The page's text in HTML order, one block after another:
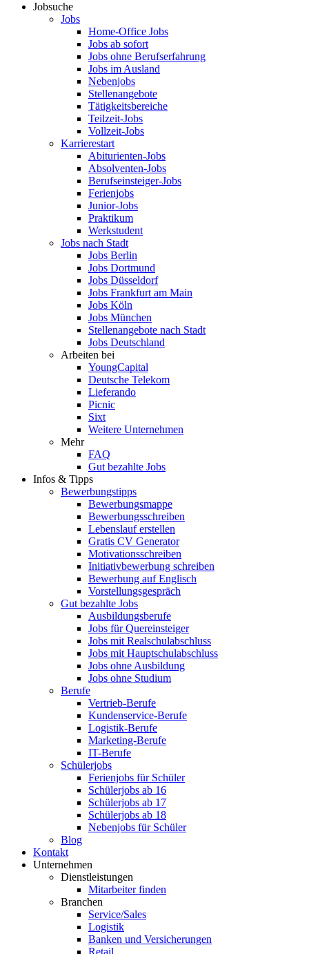
Jobsuche
Jobs
Home-Office Jobs
Jobs ab sofort
Jobs ohne Berufserfahrung
Jobs im Ausland
Nebenjobs
Stellenangebote
Tätigkeitsbereiche
Teilzeit-Jobs
Vollzeit-Jobs
Karrierestart
Abiturienten-Jobs
Absolventen-Jobs
Berufseinsteiger-Jobs
Ferienjobs
Junior-Jobs
Praktikum
Werkstudent
Jobs nach Stadt
Jobs Berlin
Jobs Dortmund
Jobs Düsseldorf
Jobs Frankfurt am Main
Jobs Köln
Jobs München
Stellenangebote nach Stadt
Jobs Deutschland
Arbeiten bei
YoungCapital
Deutsche Telekom
Lieferando
Picnic
Sixt
Weitere Unternehmen
Mehr
FAQ
Gut bezahlte Jobs
Infos & Tipps
Bewerbungstipps
Bewerbungsmappe
Bewerbungsschreiben
Lebenslauf erstellen
Gratis CV Generator
Motivationsschreiben
Initiativbewerbung schreiben
Bewerbung auf Englisch
Vorstellungsgespräch
Gut bezahlte Jobs
Ausbildungsberufe
Jobs für Quereinsteiger
Jobs mit Realschulabschluss
Jobs mit Hauptschulabschluss
Jobs ohne Ausbildung
Jobs ohne Studium
Berufe
Vertrieb-Berufe
Kundenservice-Berufe
Logistik-Berufe
Marketing-Berufe
IT-Berufe
Schülerjobs
Ferienjobs für Schüler
Schülerjobs ab 16
Schülerjobs ab 17
Schülerjobs ab 18
Nebenjobs für Schüler
Blog
Kontakt
Unternehmen
Dienstleistungen
Mitarbeiter finden
Branchen
Service/Sales
Logistik
Banken und Versicherungen
Retail